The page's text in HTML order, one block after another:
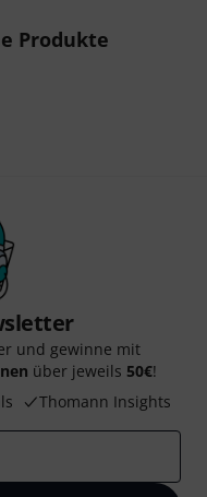
Produkte
und gewinne mit
über jeweils 50€!
Thomann Insights